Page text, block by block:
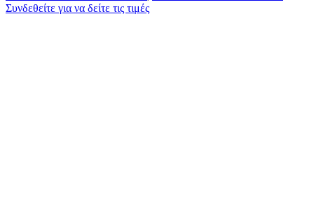
Συνδεθείτε για να δείτε τις τιμές